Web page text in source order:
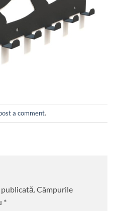
a comment.
Câmpurile
*